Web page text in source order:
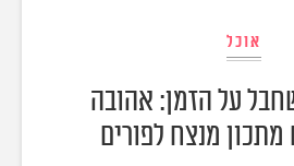
אוכל
על הזמן: אהובה
מתכון מנצח לפורים